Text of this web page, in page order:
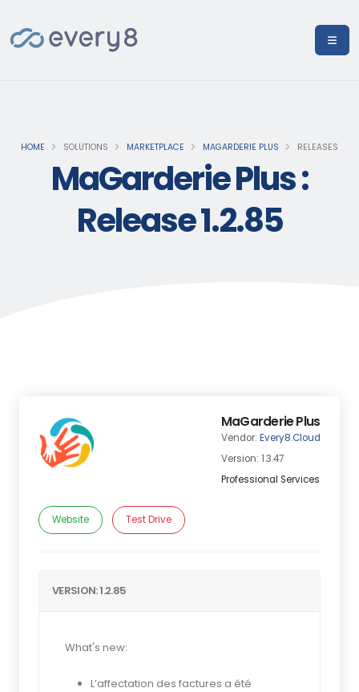
HOME SOLUTIONS MARKETPLACE MAGARDERIE PLUS RELEASES
MaGarderie Plus :
Release 1.2.85
MaGarderie Plus
Vendor: Every8.Cloud
Version: 1.3.47
Professional Services
Website Test Drive
VERSION: 1.2.85
What's new:
L’affectation des factures a été